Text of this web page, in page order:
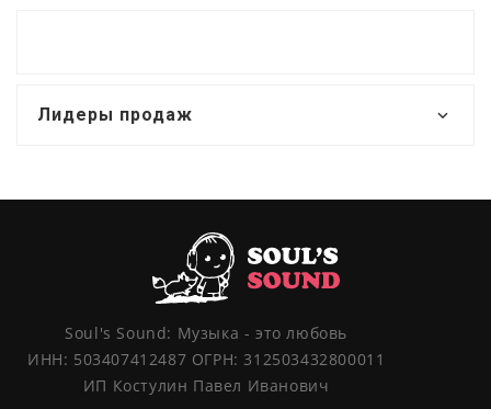
Лидеры продаж
Soul's Sound: Музыка - это любовь
ИНН: 503407412487 ОГРН: 312503432800011
ИП Костулин Павел Иванович